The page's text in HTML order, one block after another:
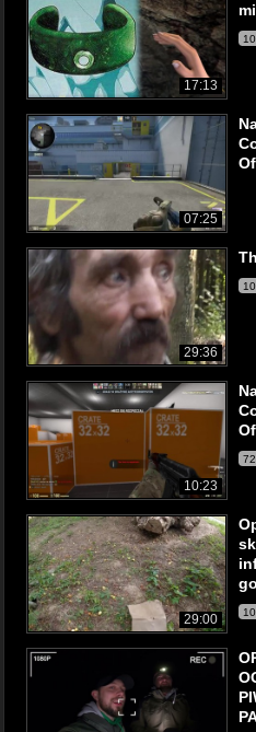
17:13
07:25
29:36
10:23
29:00